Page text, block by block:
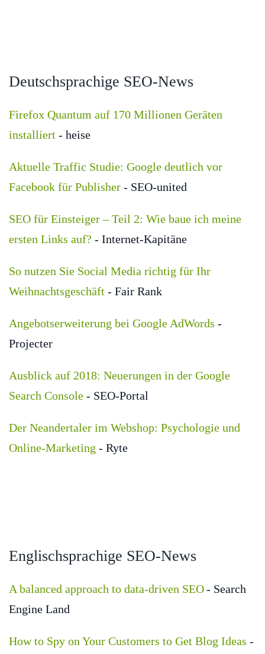
Deutschsprachige SEO-News
Firefox Quantum auf 170 Millionen Geräten
installiert - heise
Aktuelle Traffic Studie: Google deutlich vor
Facebook für Publisher - SEO-united
SEO für Einsteiger – Teil 2: Wie baue ich meine
ersten Links auf? - Internet-Kapitäne
So nutzen Sie Social Media richtig für Ihr
Weihnachtsgeschäft - Fair Rank
Angebotserweiterung bei Google AdWords -
Projecter
Ausblick auf 2018: Neuerungen in der Google
Search Console - SEO-Portal
Der Neandertaler im Webshop: Psychologie und
Online-Marketing - Ryte
Englischsprachige SEO-News
A balanced approach to data-driven SEO- Search
Engine Land
How to Spy on Your Customers to Get Blog Ideas -